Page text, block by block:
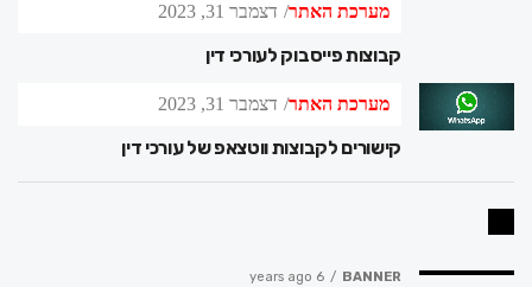
מערכת האתר דצמבר 31, 2023
קבוצות פייסבוק לעורכי דין
מערכת האתר דצמבר 31, 2023
קישורים לקבוצות ווטצאפ של עורכי דין
BANNER
6 years ago